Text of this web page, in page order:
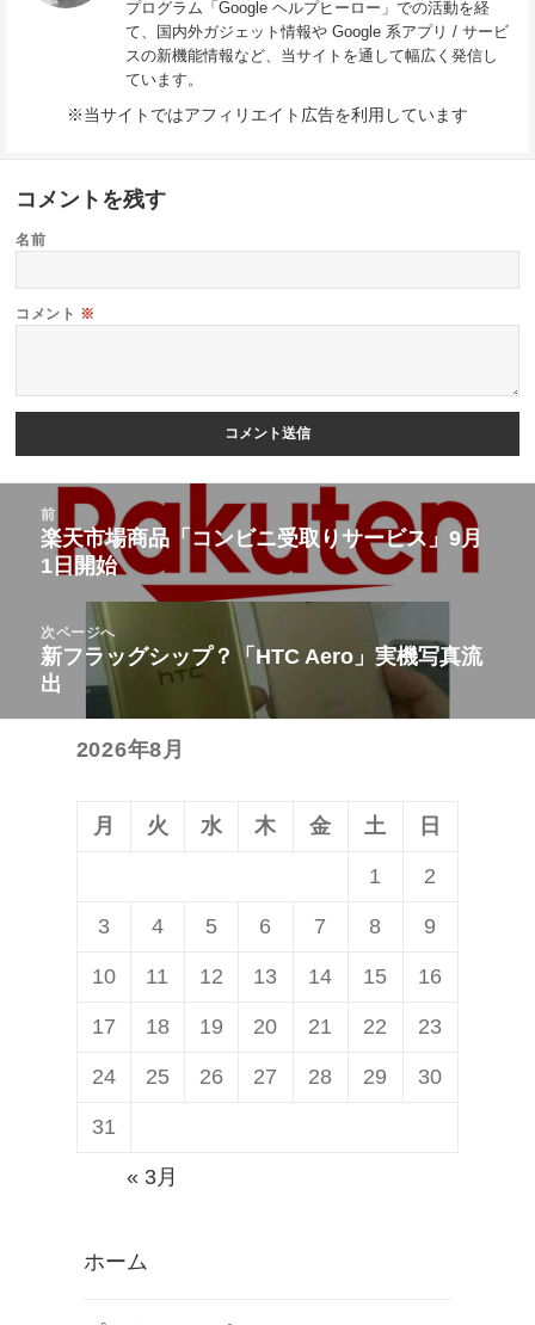
プログラム「Google ヘルプヒーロー」での活動を経
て、国内外ガジェット情報や Google 系アプリ / サービ
スの新機能情報など、当サイトを通して幅広く発信し
ています。
※当サイトではアフィリエイト広告を利用しています
コメントを残す
名前
コメント ※
前
前
の
稿:
楽天市場商品「コンビニ受取りサービス」9月
1日開始
次ページへ
次
の
投
新フラッグシップ？「HTC Aero」実機写真流
出
2026年8月
月 火 水 木 金 土 日
1 2
3 4 5 6 7 8 9
10 11 12 13 14 15 16
17 18 19 20 21 22 23
24 25 26 27 28 29 30
31
« 3月
ホーム